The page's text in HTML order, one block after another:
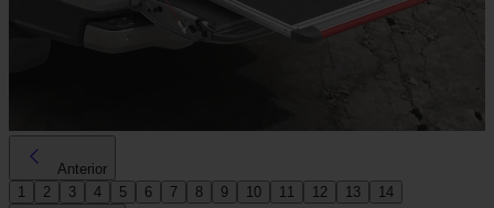
Anterior
1
2 3 4 5 6 7 8 9 10 11 12 13 14